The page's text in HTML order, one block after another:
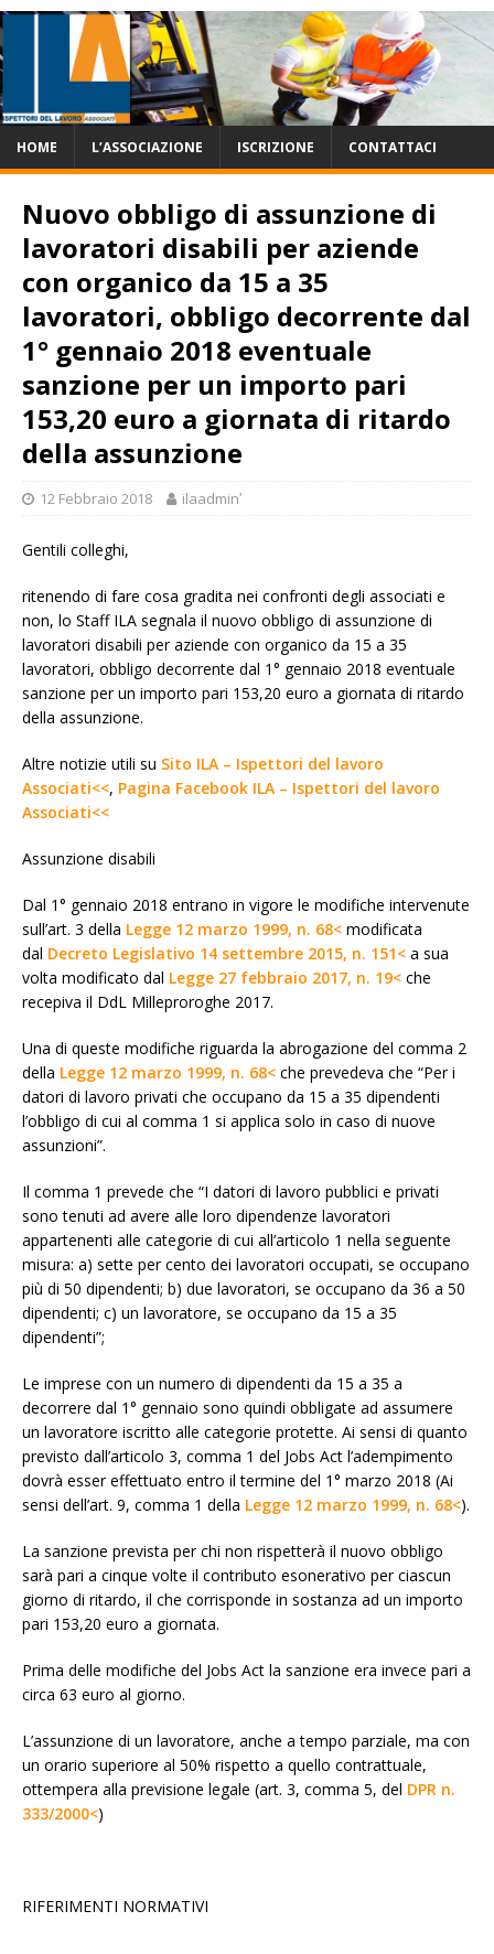
HOME L’ASSOCIAZIONE ISCRIZIONE CONTATTACI
Nuovo obbligo di assunzione di
lavoratori disabili per aziende
con organico da 15 a 35
lavoratori, obbligo decorrente dal
1° gennaio 2018 eventuale
sanzione per un importo pari
153,20 euro a giornata di ritardo
della assunzione
12 Febbraio 2018 ilaadminʹ
Gentili colleghi,
ritenendo di fare cosa gradita nei confronti degli associati e
non, lo Staff ILA segnala il nuovo obbligo di assunzione di
lavoratori disabili per aziende con organico da 15 a 35
lavoratori, obbligo decorrente dal 1° gennaio 2018 eventuale
sanzione per un importo pari 153,20 euro a giornata di ritardo
della assunzione.
Altre notizie utili su Sito ILA – Ispettori del lavoro
Associati<<, Pagina Facebook ILA – Ispettori del lavoro
Associati<<
Assunzione disabili
Dal 1° gennaio 2018 entrano in vigore le modifiche intervenute
sull’art. 3 della Legge 12 marzo 1999, n. 68< modificata
dal Decreto Legislativo 14 settembre 2015, n. 151< a sua
volta modificato dal Legge 27 febbraio 2017, n. 19< che
recepiva il DdL Milleproroghe 2017.
Una di queste modifiche riguarda la abrogazione del comma 2
della Legge 12 marzo 1999, n. 68< che prevedeva che “Per i
datori di lavoro privati che occupano da 15 a 35 dipendenti
l’obbligo di cui al comma 1 si applica solo in caso di nuove
assunzioni”.
Il comma 1 prevede che “I datori di lavoro pubblici e privati
sono tenuti ad avere alle loro dipendenze lavoratori
appartenenti alle categorie di cui all’articolo 1 nella seguente
misura: a) sette per cento dei lavoratori occupati, se occupano
più di 50 dipendenti; b) due lavoratori, se occupano da 36 a 50
dipendenti; c) un lavoratore, se occupano da 15 a 35
dipendenti”;
Le imprese con un numero di dipendenti da 15 a 35 a
decorrere dal 1° gennaio sono quindi obbligate ad assumere
un lavoratore iscritto alle categorie protette. Ai sensi di quanto
previsto dall’articolo 3, comma 1 del Jobs Act l’adempimento
dovrà esser effettuato entro il termine del 1° marzo 2018 (Ai
sensi dell’art. 9, comma 1 della Legge 12 marzo 1999, n. 68<).
La sanzione prevista per chi non rispetterà il nuovo obbligo
sarà pari a cinque volte il contributo esonerativo per ciascun
giorno di ritardo, il che corrisponde in sostanza ad un importo
pari 153,20 euro a giornata.
Prima delle modifiche del Jobs Act la sanzione era invece pari a
circa 63 euro al giorno.
L’assunzione di un lavoratore, anche a tempo parziale, ma con
un orario superiore al 50% rispetto a quello contrattuale,
ottempera alla previsione legale (art. 3, comma 5, del DPR n.
333/2000<)
RIFERIMENTI NORMATIVI